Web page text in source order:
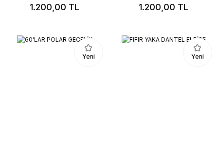
1.200,00 TL 1.200,00 TL
Yeni Yeni